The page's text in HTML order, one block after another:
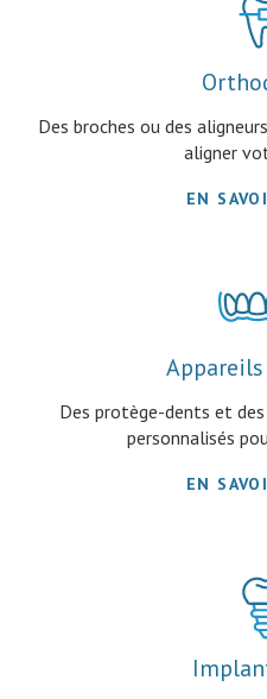
Des broches ou des
aligner
EN
Des protège-dents et
personnalisés
EN